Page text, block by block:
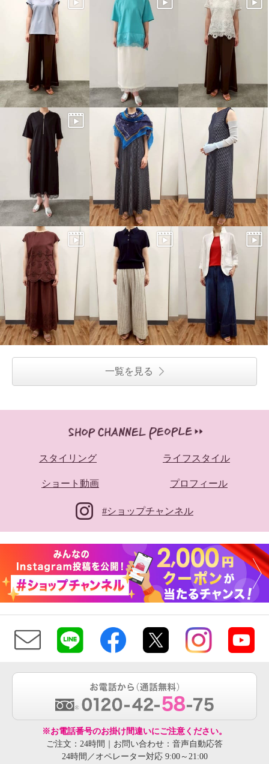
一覧を見る
スタイリング ライフスタイル
ショート動画 プロフィール
#ショップチャンネル
※お電話番号のお掛け間違いにご注意ください。
ご注文：24時間｜お問い合わせ：音声自動応答
24時間／オペレーター対応 9:00～21:00